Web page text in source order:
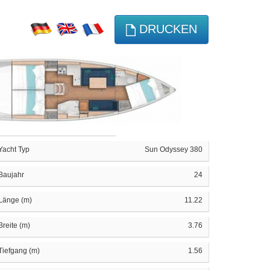
DRUCKEN
Typ Sun Odyssey 380
24
(m) 11.22
(m) 3.76
(m) 1.56